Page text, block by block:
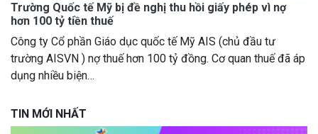
Trường Quốc tế Mỹ bị đề nghị thu hồi giấy phép vì nợ
hơn 100 tỷ tiền thuế
Công ty Cổ phần Giáo dục quốc tế Mỹ AIS (chủ đầu tư
trường AISVN ) nợ thuế hơn 100 tỷ đồng. Cơ quan thuế đã áp
dụng nhiều biện…
TIN MỚI NHẤT